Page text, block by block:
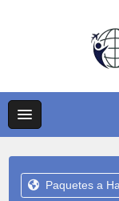
Paquetes a